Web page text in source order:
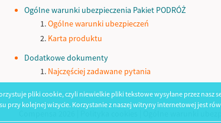
Ogólne warunki ubezpieczenia Pakiet PODRÓŻ
Ogólne warunki ubezpieczeń
Karta produktu
Dodatkowe dokumenty
Najczęściej zadawane pytania
pliki cookie, czyli niewielkie pliki tekstowe wysyłane przez
przy kolejnej wizycie. Korzystanie z naszej witryny internetowej jest